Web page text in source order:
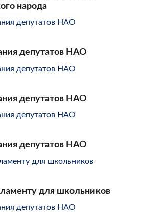
народа
депутатов НАО
депутатов НАО
депутатов НАО
для школьников